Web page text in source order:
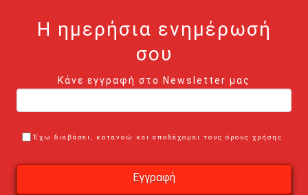
Η ημερήσια ενημέρωσή
σου
Κάνε εγγραφή στο Newsletter μας
Έχω διαβάσει, κατανοώ και αποδέχομαι τους όρους χρήσης